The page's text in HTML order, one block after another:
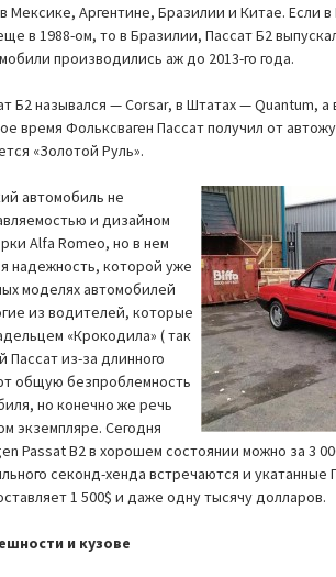
Мексике, Аргентине, Бразилии и Китае. Если
в 1988-ом, то в Бразилии, Пассат Б2
производились аж до 2013-го года.
Б2 назывался — Corsar, в Штатах — Quantum, а
время Фольксваген Пассат получил от
«Золотой Руль».
автомобиль не
и дизайном
Alfa Romeo, но в нем
надежность, которой уже
моделях автомобилей
из водителей, которые
«Крокодила» ( так
Пассат из-за длинного
общую безпроблемность
но конечно же речь
экземпляре. Сегодня
Passat B2 в хорошем состоянии можно за 3
секонд-хенда встречаются и укатанные
1 500$ и даже одну тысячу долларов.
и кузове